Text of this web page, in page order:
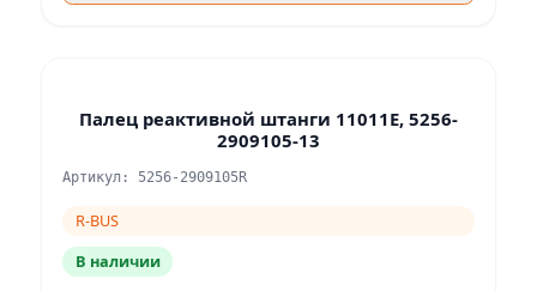
Палец реактивной штанги 11011E, 5256-
2909105-13
Артикул: 5256-2909105R
R-BUS
В наличии